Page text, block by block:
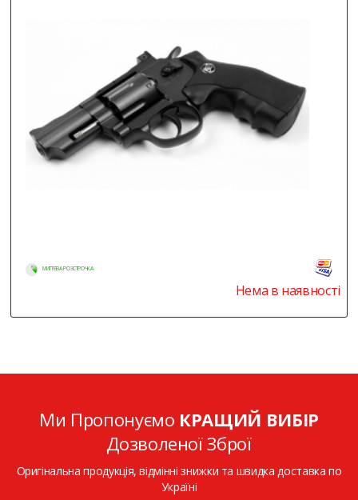
МИТТЄВА РОЗСТРОЧКА
Нема в наявності
Ми Пропонуємо КРАЩИЙ ВИБІР
Дозволеної Зброї
Оригінальна продукція, відмінні знижки та швидка доставка по
Україні